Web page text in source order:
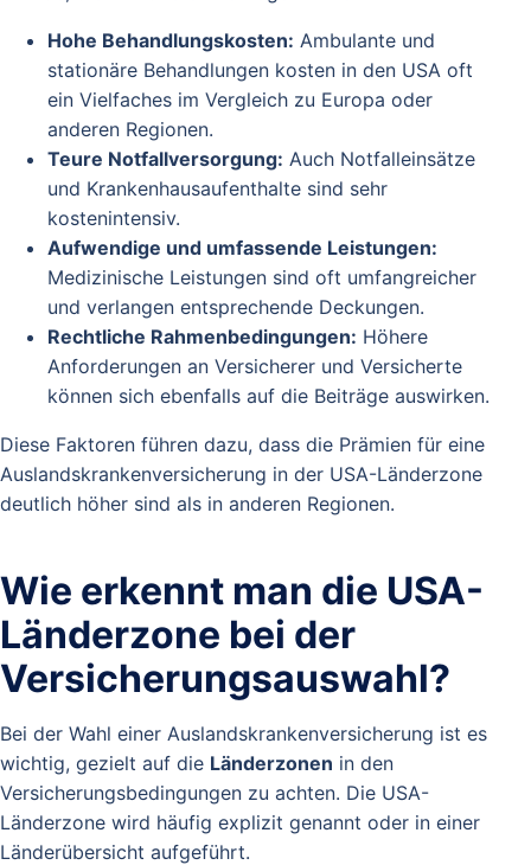
Hohe Behandlungskosten: Ambulante und
stationäre Behandlungen kosten in den USA oft
ein Vielfaches im Vergleich zu Europa oder
anderen Regionen.
Teure Notfallversorgung: Auch Notfalleinsätze
und Krankenhausaufenthalte sind sehr
kostenintensiv.
Aufwendige und umfassende Leistungen:
Medizinische Leistungen sind oft umfangreicher
und verlangen entsprechende Deckungen.
Rechtliche Rahmenbedingungen: Höhere
Anforderungen an Versicherer und Versicherte
können sich ebenfalls auf die Beiträge auswirken.
Diese Faktoren führen dazu, dass die Prämien für eine
Auslandskrankenversicherung in der USA-Länderzone
deutlich höher sind als in anderen Regionen.
Wie erkennt man die USA-
Länderzone bei der
Versicherungsauswahl?
Bei der Wahl einer Auslandskrankenversicherung ist es
wichtig, gezielt auf die Länderzonen in den
Versicherungsbedingungen zu achten. Die USA-
Länderzone wird häufig explizit genannt oder in einer
Länderübersicht aufgeführt.